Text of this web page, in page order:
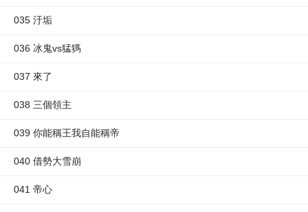
035 汙垢
036 冰鬼vs猛獁
037 來了
038 三個領主
039 你能稱王我自能稱帝
040 借勢大雪崩
041 帝心